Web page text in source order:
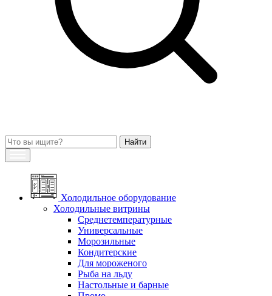
Холодильное оборудование
Холодильные витрины
Среднетемпературные
Универсальные
Морозильные
Кондитерские
Для мороженого
Рыба на льду
Настольные и барные